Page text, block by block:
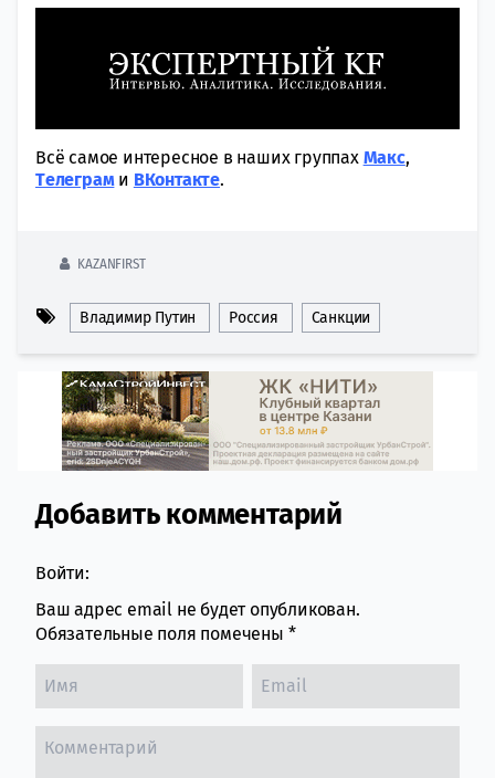
Всё самое интересное в наших группах Макс,
Tелеграми ВКонтакте.
KAZANFIRST
Владимир Путин Россия Санкции
Comment section
Добавить комментарий
Войти:
Ваш адрес email не будет опубликован.
Обязательные поля помечены *